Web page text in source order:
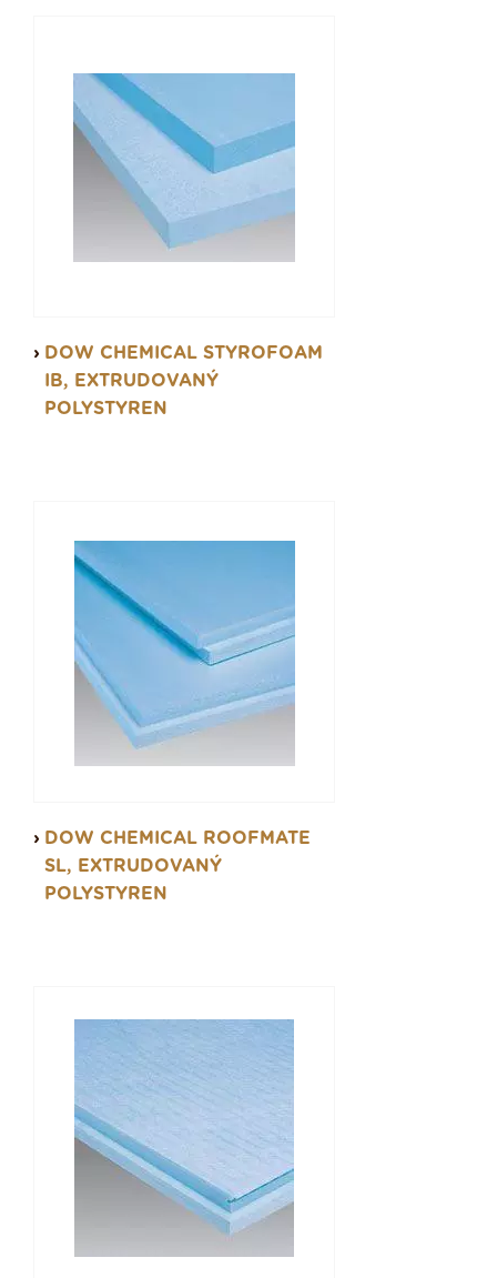
Zpracovat nabídku na zateplení
DOW CHEMICAL STYROFOAM
IB, EXTRUDOVANÝ
POLYSTYREN
DOW CHEMICAL ROOFMATE
SL, EXTRUDOVANÝ
POLYSTYREN